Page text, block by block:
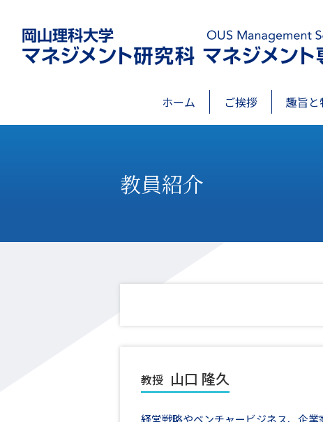
ホーム ご挨拶 趣旨と
教員紹介
教授 山口 隆久
経営戦略やベンチャービジネス、企